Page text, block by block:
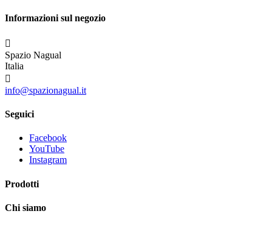
Informazioni sul negozio

Spazio Nagual
Italia

info@spazionagual.it
Seguici
Facebook
YouTube
Instagram
Prodotti
Chi siamo